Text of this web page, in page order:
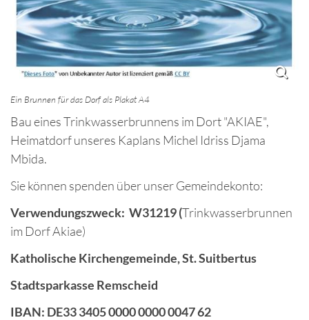
Ein Brunnen für das Dorf als Plakat A4
Bau eines Trinkwasserbrunnens im Dort "AKIAE",
Heimatdorf unseres Kaplans Michel Idriss Djama
Mbida.
Sie können spenden über unser Gemeindekonto:
Verwendungszweck: W31219 (Trinkwasserbrunnen
im Dorf Akiae)
Katholische Kirchengemeinde, St. Suitbertus
Stadtsparkasse Remscheid
IBAN: DE33 3405 0000 0000 0047 62